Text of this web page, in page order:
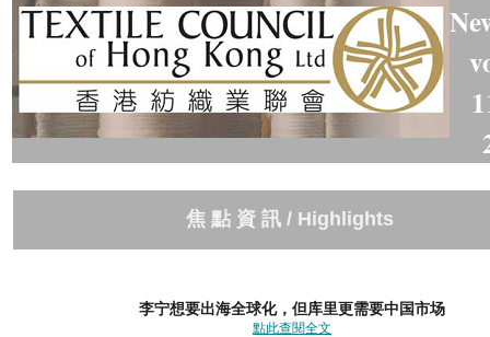
焦 點 資 訊 / Highlights
李宁想要出海全球化，但库里更需要中国市场
點此查閱全文